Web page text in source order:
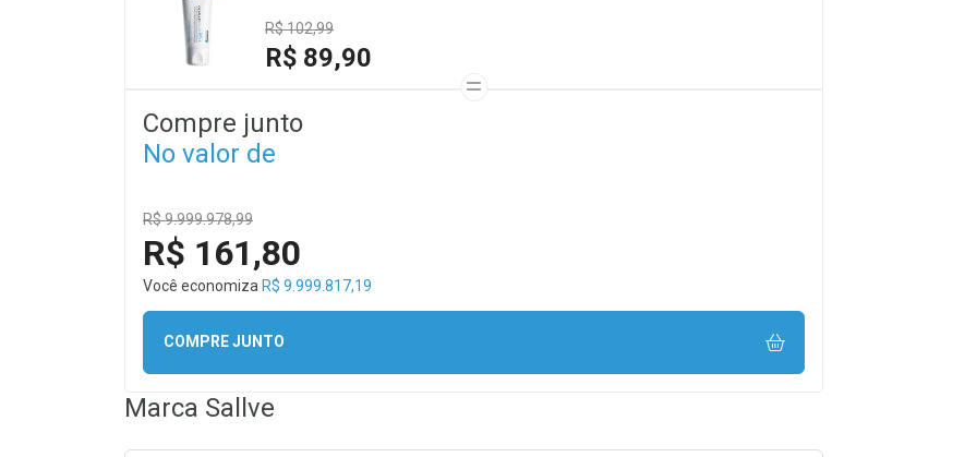
R$ 102,99
R$ 89,90
Compre junto
No valor de
R$ 9.999.978,99
R$ 161,80
Você economiza R$ 9.999.817,19
COMPRE JUNTO
Marca Sallve